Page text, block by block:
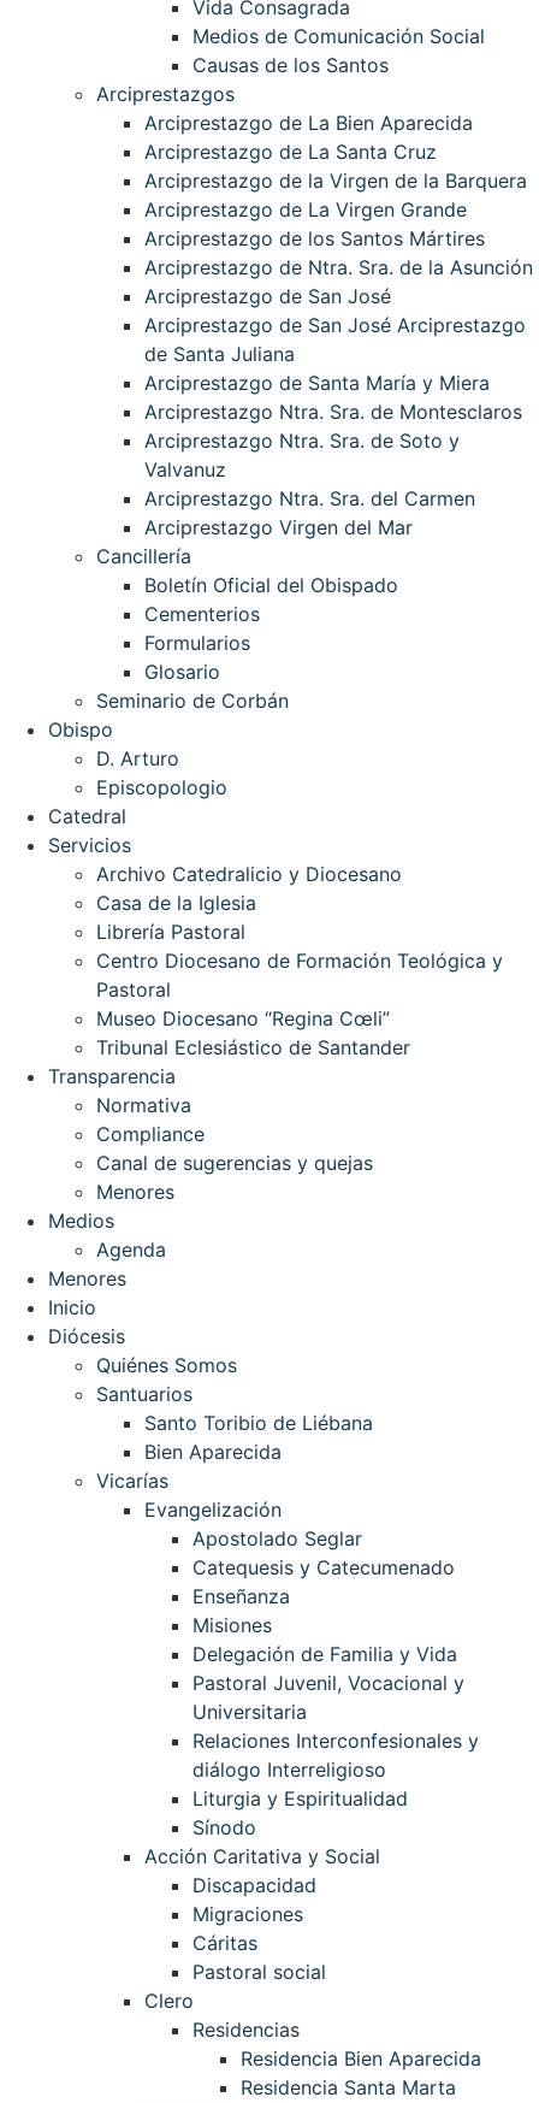
Vida Consagrada
Medios de Comunicación Social
Causas de los Santos
Arciprestazgos
Arciprestazgo de La Bien Aparecida
Arciprestazgo de La Santa Cruz
Arciprestazgo de la Virgen de la Barquera
Arciprestazgo de La Virgen Grande
Arciprestazgo de los Santos Mártires
Arciprestazgo de Ntra. Sra. de la Asunción
Arciprestazgo de San José
Arciprestazgo de San José Arciprestazgo
de Santa Juliana
Arciprestazgo de Santa María y Miera
Arciprestazgo Ntra. Sra. de Montesclaros
Arciprestazgo Ntra. Sra. de Soto y
Valvanuz
Arciprestazgo Ntra. Sra. del Carmen
Arciprestazgo Virgen del Mar
Cancillería
Boletín Oficial del Obispado
Cementerios
Formularios
Glosario
Seminario de Corbán
Obispo
D. Arturo
Episcopologio
Catedral
Servicios
Archivo Catedralicio y Diocesano
Casa de la Iglesia
Librería Pastoral
Centro Diocesano de Formación Teológica y
Pastoral
Museo Diocesano “Regina Cœli”
Tribunal Eclesiástico de Santander
Transparencia
Normativa
Compliance
Canal de sugerencias y quejas
Menores
Medios
Agenda
Menores
Inicio
Diócesis
Quiénes Somos
Santuarios
Santo Toribio de Liébana
Bien Aparecida
Vicarías
Evangelización
Apostolado Seglar
Catequesis y Catecumenado
Enseñanza
Misiones
Delegación de Familia y Vida
Pastoral Juvenil, Vocacional y
Universitaria
Relaciones Interconfesionales y
diálogo Interreligioso
Liturgia y Espiritualidad
Sínodo
Acción Caritativa y Social
Discapacidad
Migraciones
Cáritas
Pastoral social
Clero
Residencias
Residencia Bien Aparecida
Residencia Santa Marta